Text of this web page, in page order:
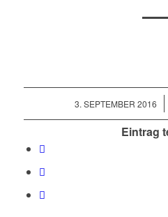
3. SEPTEMBER 2016
/
Eintrag